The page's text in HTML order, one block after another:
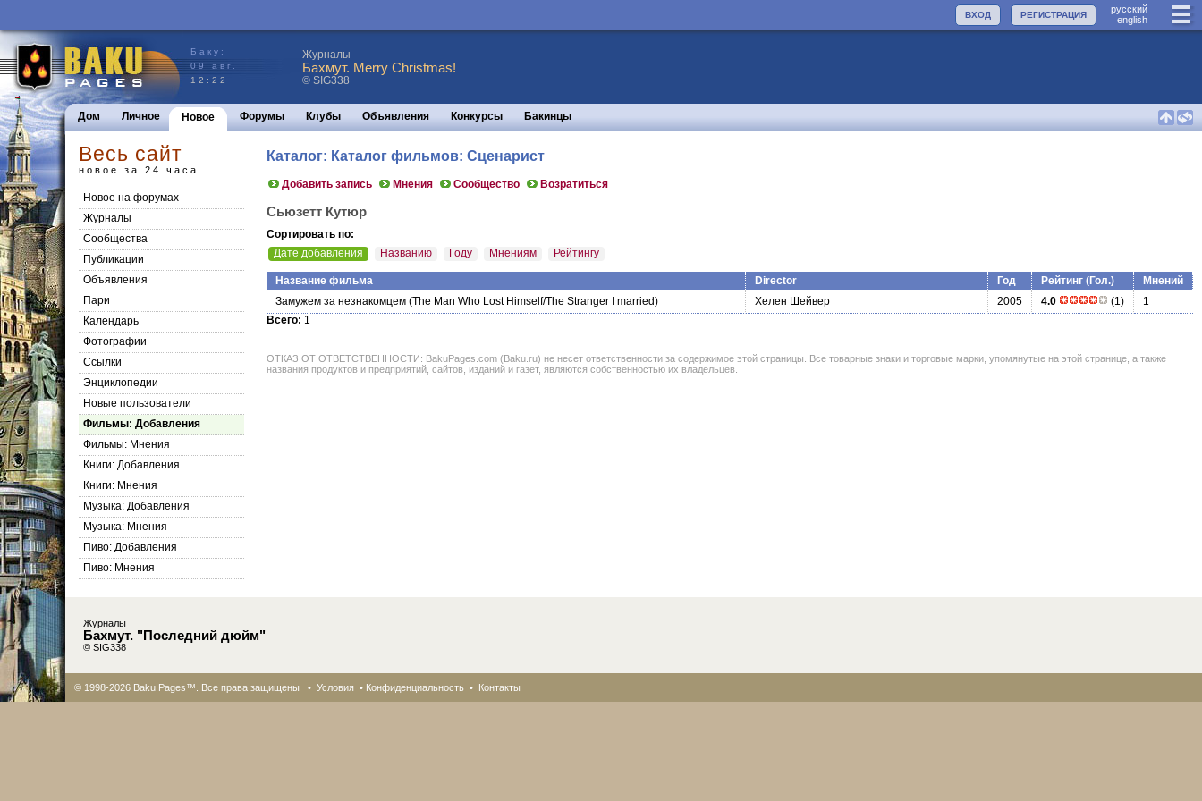
руccкий
english
РЕГИСТРАЦИЯ
ВХОД
Баку:
09 авг.
12:22
Журналы
Бахмут. Merry Christmas!
© SIG338
Дом Личное Новое Форумы Клубы Объявления Конкурсы Бакинцы
Весь сайт
новое за 24 часа
Новое на форумах
Журналы
Сообщества
Публикации
Объявления
Пари
Календарь
Фотографии
Ссылки
Энциклопедии
Новые пользователи
Фильмы: Добавления
Фильмы: Мнения
Книги: Добавления
Книги: Мнения
Музыка: Добавления
Музыка: Мнения
Пиво: Добавления
Пиво: Мнения
Каталог: Каталог фильмов: Сценарист
Добавить запись Мнения Сообщество Возратиться
Сьюзетт Кутюр
Сортировать по:
Дате добавления
Названию Году Мнениям Рейтингу
Название фильма Director Год Рейтинг (Гол.)
Мнений
Замужем за незнакомцем (The Man Who Lost Himself/The Stranger I married) Хелен Шейвер 2005 4.0 (1)
1
Всего: 1
ОТКАЗ ОТ ОТВЕТСТВЕННОСТИ: BakuPages.com (Baku.ru) не несет ответственности за содержимое этой страницы. Все товарные знаки и торговые марки, упомянутые на этой странице, а также
названия продуктов и предприятий, сайтов, изданий и газет, являются собственностью их владельцев.
Журналы
Бахмут. "Последний дюйм"
© SIG338
© 1998-2026 Baku Pages™. Все права защищены • Условия • Конфиденциальность • Контакты